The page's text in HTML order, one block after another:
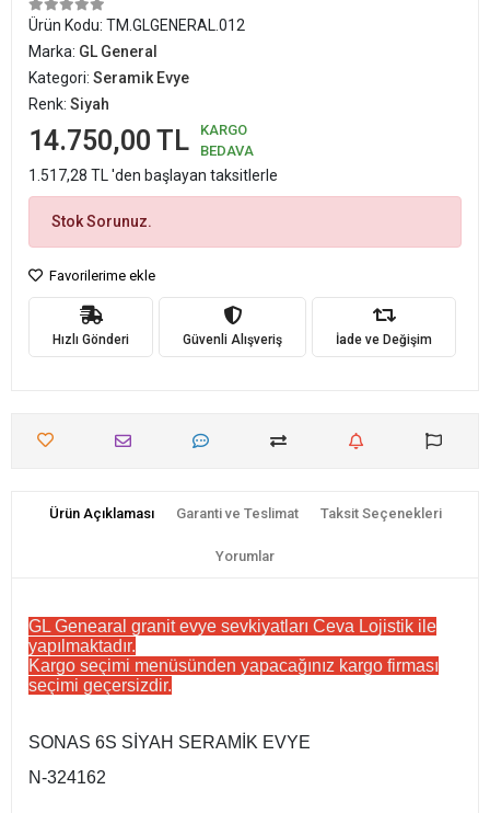
Ürün Kodu: TM.GLGENERAL.012
Marka: GL General
Kategori: Seramik Evye
Renk: Siyah
14.750,00 TL
KARGO
BEDAVA
1.517,28 TL 'den başlayan taksitlerle
Stok Sorunuz.
Favorilerime ekle
Hızlı Gönderi Güvenli Alışveriş İade ve Değişim
Ürün Açıklaması Garanti ve Teslimat Taksit Seçenekleri
Yorumlar
GL Genearal granit evye sevkiyatları Ceva Lojistik ile
yapılmaktadır.
Kargo seçimi menüsünden yapacağınız kargo firması
seçimi geçersizdir.
SONAS 6S SİYAH SERAMİK EVYE
N-324162